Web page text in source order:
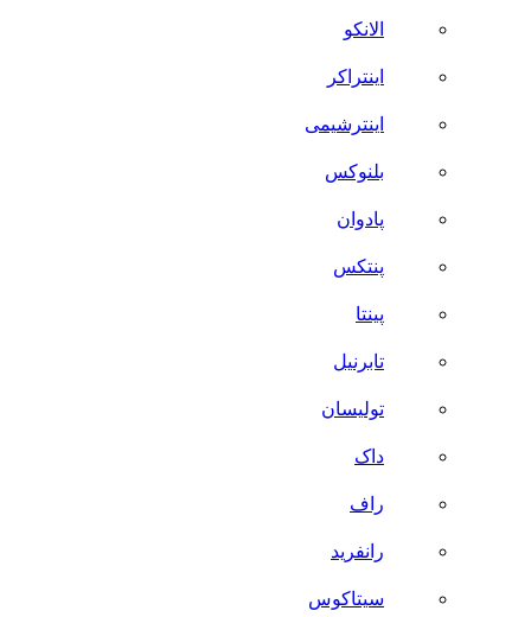
الانکو
اینتراکر
اینترشیمی
بلنوکس
پادوان
پنتکس
پینتا
تابرنیل
تولیسان
داک
راف
رانفرید
سیتاکوس